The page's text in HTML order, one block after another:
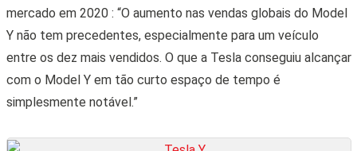
mercado em 2020 : “O aumento nas vendas globais do Model
Y não tem precedentes, especialmente para um veículo
entre os dez mais vendidos. O que a Tesla conseguiu alcançar
com o Model Y em tão curto espaço de tempo é
simplesmente notável.”